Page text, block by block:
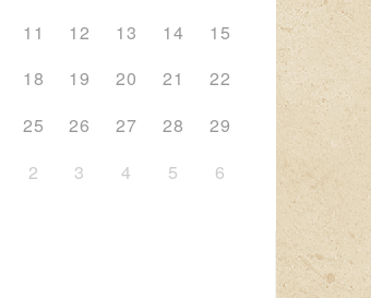
11 12 13 14
15
18 19 20 21
22
25 26 27 28
29
2 3 4 5 6